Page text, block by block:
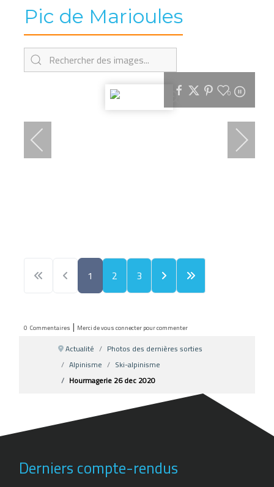
Pic de Marioules
0
1 2 3
0 Commentaires | Merci de vous connecter pour commenter
Actualité
Photos des dernières sorties
Alpinisme
Ski-alpinisme
Hourmagerie 26 dec 2020
Derniers compte-rendus